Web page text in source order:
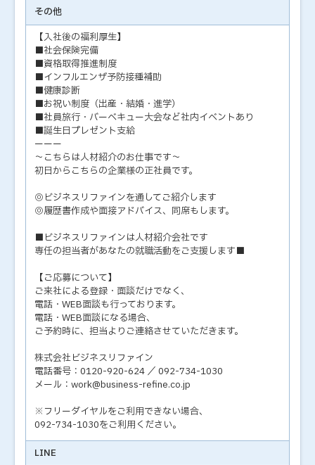
その他
【入社後の福利厚生】
■社会保険完備
■資格取得推進制度
■インフルエンザ予防接種補助
■健康診断
■お祝い制度（出産・結婚・進学）
■社員旅行・バーベキュー大会など社内イベントあり
■誕生日プレゼント支給
ーーー
～こちらは人材紹介のお仕事です～
初日からこちらの企業様の正社員です。
◎ビジネスリファインを通してご紹介します
◎履歴書作成や面接アドバイス、同席もします。
■ビジネスリファインは人材紹介会社です
専任の担当者があなたの就職活動をご支援します■
【ご応募について】
ご来社による登録・面談だけでなく、
電話・WEB面談も行っております。
電話・WEB面談になる場合、
ご予約時に、担当よりご連絡させていただきます。
株式会社ビジネスリファイン
電話番号：0120-920-624 ／ 092-734-1030
メール：work@business-refine.co.jp
※フリーダイヤルをご利用できない場合、
092-734-1030をご利用ください。
LINE